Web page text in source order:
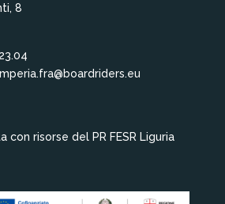
8
con risorse del PR FESR Liguria